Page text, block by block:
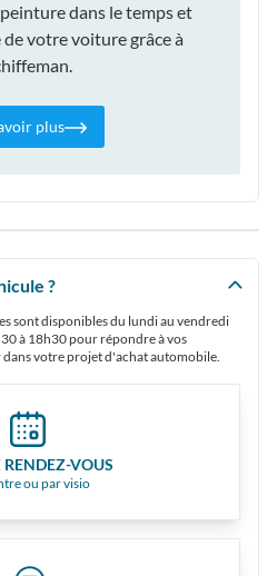
dans le temps et
votre voiture grâce à
plus
?
sont disponibles du lundi au vendredi
à 18h30 pour répondre à vos
votre projet d'achat automobile.
RENDEZ-VOUS
ou par visio